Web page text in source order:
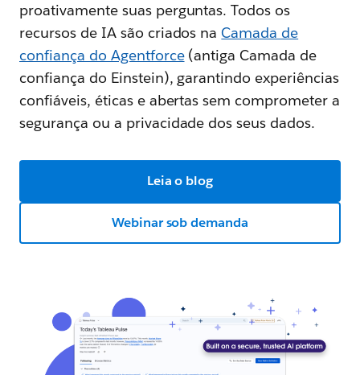
proativamente suas perguntas. Todos os
recursos de IA são criados naCamada de
confiança do Agentforce(antiga Camada de
confiança do Einstein), garantindo experiências
confiáveis, éticas e abertas sem comprometer a
segurança ou a privacidade dos seus dados.
Leia o blog
Webinar sob demanda